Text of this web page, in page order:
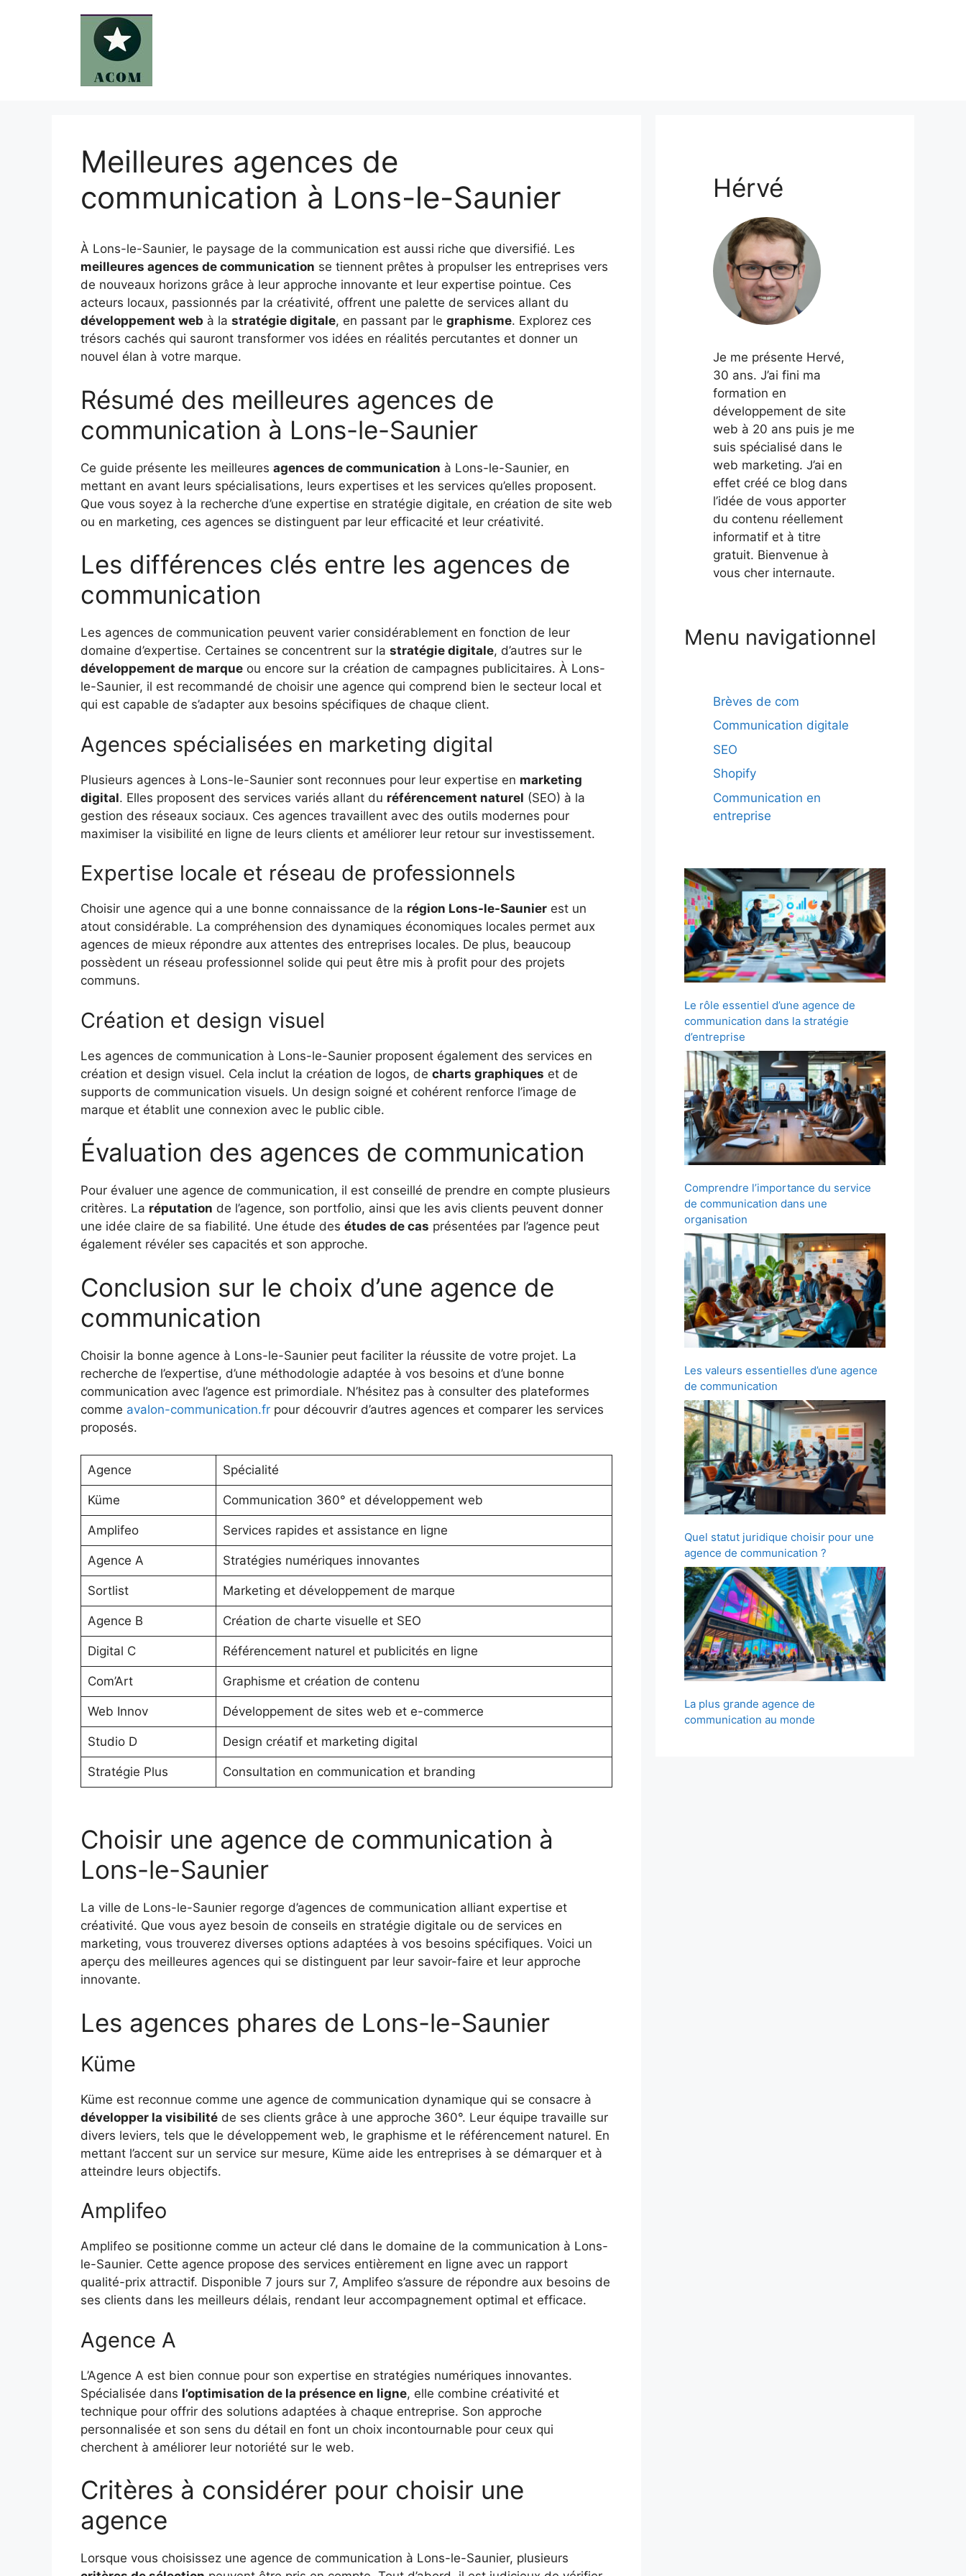
Meilleures agences de
communication à Lons-le-Saunier
À Lons-le-Saunier, le paysage de la communication est aussi riche que diversifié. Les
meilleures agences de communication se tiennent prêtes à propulser les entreprises vers
de nouveaux horizons grâce à leur approche innovante et leur expertise pointue. Ces
acteurs locaux, passionnés par la créativité, offrent une palette de services allant du
développement web à la stratégie digitale, en passant par le graphisme. Explorez ces
trésors cachés qui sauront transformer vos idées en réalités percutantes et donner un
nouvel élan à votre marque.
Résumé des meilleures agences de
communication à Lons-le-Saunier
Ce guide présente les meilleures agences de communication à Lons-le-Saunier, en
mettant en avant leurs spécialisations, leurs expertises et les services qu’elles proposent.
Que vous soyez à la recherche d’une expertise en stratégie digitale, en création de site web
ou en marketing, ces agences se distinguent par leur efficacité et leur créativité.
Les différences clés entre les agences de
communication
Les agences de communication peuvent varier considérablement en fonction de leur
domaine d’expertise. Certaines se concentrent sur la stratégie digitale, d’autres sur le
développement de marque ou encore sur la création de campagnes publicitaires. À Lons-
le-Saunier, il est recommandé de choisir une agence qui comprend bien le secteur local et
qui est capable de s’adapter aux besoins spécifiques de chaque client.
Agences spécialisées en marketing digital
Plusieurs agences à Lons-le-Saunier sont reconnues pour leur expertise en marketing
digital. Elles proposent des services variés allant du référencement naturel (SEO) à la
gestion des réseaux sociaux. Ces agences travaillent avec des outils modernes pour
maximiser la visibilité en ligne de leurs clients et améliorer leur retour sur investissement.
Expertise locale et réseau de professionnels
Choisir une agence qui a une bonne connaissance de la région Lons-le-Saunier est un
atout considérable. La compréhension des dynamiques économiques locales permet aux
agences de mieux répondre aux attentes des entreprises locales. De plus, beaucoup
possèdent un réseau professionnel solide qui peut être mis à profit pour des projets
communs.
Création et design visuel
Les agences de communication à Lons-le-Saunier proposent également des services en
création et design visuel. Cela inclut la création de logos, de charts graphiques et de
supports de communication visuels. Un design soigné et cohérent renforce l’image de
marque et établit une connexion avec le public cible.
Évaluation des agences de communication
Pour évaluer une agence de communication, il est conseillé de prendre en compte plusieurs
critères. La réputation de l’agence, son portfolio, ainsi que les avis clients peuvent donner
une idée claire de sa fiabilité. Une étude des études de cas présentées par l’agence peut
également révéler ses capacités et son approche.
Conclusion sur le choix d’une agence de
communication
Choisir la bonne agence à Lons-le-Saunier peut faciliter la réussite de votre projet. La
recherche de l’expertise, d’une méthodologie adaptée à vos besoins et d’une bonne
communication avec l’agence est primordiale. N’hésitez pas à consulter des plateformes
comme avalon-communication.fr pour découvrir d’autres agences et comparer les services
proposés.
Agence Spécialité
Küme Communication 360° et développement web
Amplifeo Services rapides et assistance en ligne
Agence A Stratégies numériques innovantes
Sortlist Marketing et développement de marque
Agence B Création de charte visuelle et SEO
Digital C Référencement naturel et publicités en ligne
Com’Art Graphisme et création de contenu
Web Innov Développement de sites web et e-commerce
Studio D Design créatif et marketing digital
Stratégie Plus Consultation en communication et branding
Choisir une agence de communication à
Lons-le-Saunier
La ville de Lons-le-Saunier regorge d’agences de communication alliant expertise et
créativité. Que vous ayez besoin de conseils en stratégie digitale ou de services en
marketing, vous trouverez diverses options adaptées à vos besoins spécifiques. Voici un
aperçu des meilleures agences qui se distinguent par leur savoir-faire et leur approche
innovante.
Les agences phares de Lons-le-Saunier
Küme
Küme est reconnue comme une agence de communication dynamique qui se consacre à
développer la visibilité de ses clients grâce à une approche 360°. Leur équipe travaille sur
divers leviers, tels que le développement web, le graphisme et le référencement naturel. En
mettant l’accent sur un service sur mesure, Küme aide les entreprises à se démarquer et à
atteindre leurs objectifs.
Amplifeo
Amplifeo se positionne comme un acteur clé dans le domaine de la communication à Lons-
le-Saunier. Cette agence propose des services entièrement en ligne avec un rapport
qualité-prix attractif. Disponible 7 jours sur 7, Amplifeo s’assure de répondre aux besoins de
ses clients dans les meilleurs délais, rendant leur accompagnement optimal et efficace.
Agence A
L’Agence A est bien connue pour son expertise en stratégies numériques innovantes.
Spécialisée dans l’optimisation de la présence en ligne, elle combine créativité et
technique pour offrir des solutions adaptées à chaque entreprise. Son approche
personnalisée et son sens du détail en font un choix incontournable pour ceux qui
cherchent à améliorer leur notoriété sur le web.
Critères à considérer pour choisir une
agence
Lorsque vous choisissez une agence de communication à Lons-le-Saunier, plusieurs
Hérvé
Je me présente Hervé,
30 ans. J’ai fini ma
formation en
développement de site
web à 20 ans puis je me
suis spécialisé dans le
web marketing. J’ai en
effet créé ce blog dans
l’idée de vous apporter
du contenu réellement
informatif et à titre
gratuit. Bienvenue à
vous cher internaute.
Menu navigationnel
Brèves de com
Communication digitale
SEO
Shopify
Communication en
entreprise
Le rôle essentiel d’une agence de
communication dans la stratégie
d’entreprise
Comprendre l’importance du service
de communication dans une
organisation
Les valeurs essentielles d’une agence
de communication
Quel statut juridique choisir pour une
agence de communication ?
La plus grande agence de
communication au monde